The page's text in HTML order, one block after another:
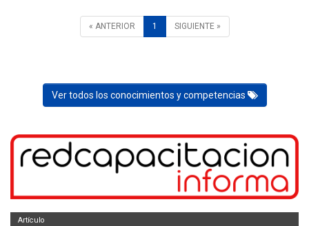
« ANTERIOR 1 SIGUIENTE »
Ver todos los conocimientos y competencias
Artículo